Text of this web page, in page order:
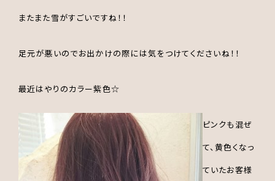
またまた雪がすごいですね！！
足元が悪いのでお出かけの際には気をつけてくださいね！！
最近はやりのカラー紫色☆
ピンクも混ぜ
て、黄色くなっ
ていたお客様